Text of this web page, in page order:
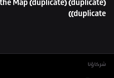
(duplicate)
شركاؤنا